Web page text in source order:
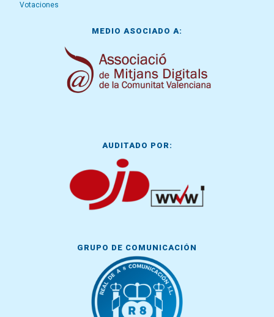
Votaciones
MEDIO ASOCIADO A:
AUDITADO POR:
GRUPO DE COMUNICACIÓN